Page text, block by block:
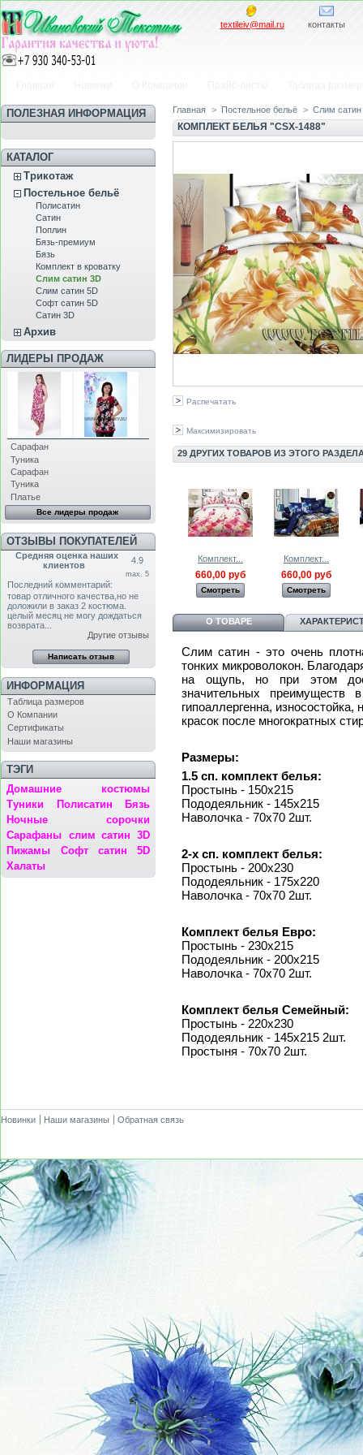
textileiv@mail.ru контакты
ПОЛЕЗНАЯ ИНФОРМАЦИЯ
КАТАЛОГ
Трикотаж
Постельное бельё
Полисатин
Сатин
Пoплин
Бязь-премиум
Бязь
Комплект в кроватку
Слим сатин 3D
Слим сатин 5D
Софт сатин 5D
Сатин 3D
Архив
ЛИДЕРЫ ПРОДАЖ
Сарафан
Туника
Сарафан
Туника
Платье
Все лидеры продаж
ОТЗЫВЫ ПОКУПАТЕЛЕЙ
Средняя оценка наших
клиентов
4.9
max. 5
Последний комментарий:
товар отличного качества,но не
доложили в заказ 2 костюма.
целый месяц не могу дождаться
возврата...
Другие отзывы
ИНФОРМАЦИЯ
Таблица размеров
О Компании
Сертификаты
Наши магазины
ТЭГИ
Домашние костюмы
Туники
Полисатин
Бязь
Ночные сорочки
Сарафаны
слим сатин 3D
Пижамы
Софт сатин 5D
Халаты
Главная > Постельное бельё > Слим сатин
КОМПЛЕКТ БЕЛЬЯ "CSX-1488"
Распечатать
Максимизировать
29 ДРУГИХ ТОВАРОВ ИЗ ЭТОГО
Комплект...
660,00 руб
Смотреть
Комплект...
660,00 руб
Смотреть
О ТОВАРЕ
Слимсатин - это очень
тонких микроволокон.
на ощупь, но при этом
значительных
гипоаллергенна, износостойка,
красок после многократных
Размеры:
1.5 сп. комплект белья:
Простынь - 150x215
Пододеяльник - 145x215
Наволочка - 70х70 2шт.
2-х сп. комплект белья:
Простынь - 200x230
Пододеяльник - 175x220
Наволочка - 70х70 2шт.
Комплект белья Евро:
Простынь - 230x215
Пододеяльник - 200x215
Наволочка - 70х70 2шт.
Комплект белья Семейный:
Простынь - 220x230
Пододеяльник - 145x215 2шт.
Простыня - 70х70 2шт.
Новинки Наши магазины Обратная связь